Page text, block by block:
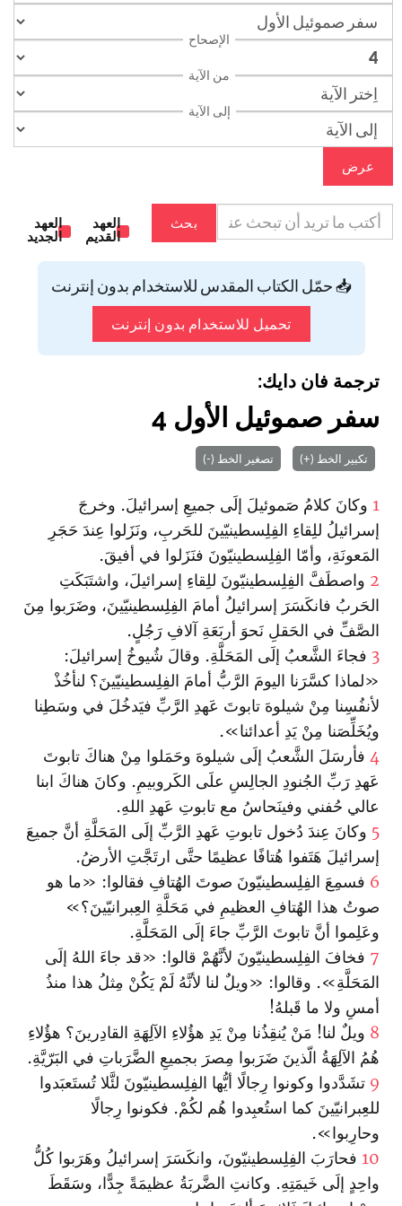
الإصحاح
من الآية
إلى الآية
عرض
بحث
العهد
القديم
العهد
الجديد
📥 حمّل الكتاب المقدس للاستخدام بدون إنترنت
تحميل للاستخدام بدون إنترنت
ترجمة فان دايك:
سفر صموئيل الأول 4
تكبير الخط (+) تصغير الخط (-)
1 وكانَ كلامُ صَموئيلَ إلَى جميعِ إسرائيلَ. وخرجَ
إسرائيلُ للِقاءِ الفِلِسطينيّينَ للحَربِ، ونَزَلوا عِندَ حَجَرِ
المَعونَةِ، وأمّا الفِلِسطينيّونَ فنَزَلوا في أفيقَ.
2 واصطَفَّ الفِلِسطينيّونَ للِقاءِ إسرائيلَ، واشتَبَكَتِ
الحَربُ فانكَسَرَ إسرائيلُ أمامَ الفِلِسطينيّينَ، وضَرَبوا مِنَ
الصَّفِّ في الحَقلِ نَحوَ أربَعَةِ آلافِ رَجُلٍ.
3 فجاءَ الشَّعبُ إلَى المَحَلَّةِ. وقالَ شُيوخُ إسرائيلَ:
«لماذا كسَّرَنا اليومَ الرَّبُّ أمامَ الفِلِسطينيّينَ؟ لنأخُذْ
لأنفُسِنا مِنْ شيلوهَ تابوتَ عَهدِ الرَّبِّ فيَدخُلَ في وسَطِنا
ويُخَلِّصَنا مِنْ يَدِ أعدائنا».
4 فأرسَلَ الشَّعبُ إلَى شيلوهَ وحَمَلوا مِنْ هناكَ تابوتَ
عَهدِ رَبِّ الجُنودِ الجالِسِ علَى الكَروبيمِ. وكانَ هناكَ ابنا
عالي حُفني وفينَحاسُ مع تابوتِ عَهدِ اللهِ.
5 وكانَ عِندَ دُخول تابوتِ عَهدِ الرَّبِّ إلَى المَحَلَّةِ أنَّ جميعَ
إسرائيلَ هَتَفوا هُتافًا عظيمًا حتَّى ارتَجَّتِ الأرضُ.
6 فسمِعَ الفِلِسطينيّونَ صوتَ الهُتافِ فقالوا: «ما هو
صوتُ هذا الهُتافِ العظيمِ في مَحَلَّةِ العِبرانيّينَ؟»
وعَلِموا أنَّ تابوتَ الرَّبِّ جاءَ إلَى المَحَلَّةِ.
7 فخافَ الفِلِسطينيّونَ لأنَّهُمْ قالوا: «قد جاءَ اللهُ إلَى
المَحَلَّةِ». وقالوا: «ويلٌ لنا لأنَّهُ لَمْ يَكُنْ مِثلُ هذا منذُ
أمسِ ولا ما قَبلهُ!
8 ويلٌ لنا! مَنْ يُنقِذُنا مِنْ يَدِ هؤُلاءِ الآلِهَةِ القادِرينَ؟ هؤُلاءِ
هُمُ الآلِهَةُ الّذينَ ضَرَبوا مِصرَ بجميعِ الضَّرَباتِ في البَرّيَّةِ.
9 تشَدَّدوا وكونوا رِجالًا أيُّها الفِلِسطينيّونَ لئَّلا تُستَعبَدوا
للعِبرانيّينَ كما استُعبِدوا هُم لكُمْ. فكونوا رِجالًا
وحارِبوا».
10 فحارَبَ الفِلِسطينيّونَ، وانكَسَرَ إسرائيلُ وهَرَبوا كُلُّ
واحِدٍ إلَى خَيمَتِهِ. وكانتِ الضَّربَةُ عظيمَةً جِدًّا، وسَقَطَ